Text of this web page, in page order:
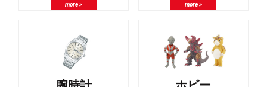
more > more >